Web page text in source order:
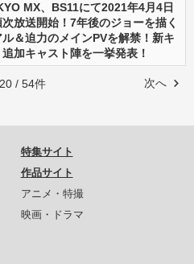
MX、BS11にて2021年4月4日
次放送開始！7年後のジョーを描く
＆迫力のメインPVを解禁！新キ
加キャスト陣を一挙発表！
次へ
/ 54件
特集サイト
作品サイト
アニメ・特撮
映画・ドラマ